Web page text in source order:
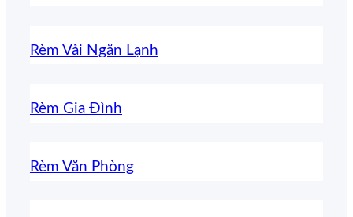
Rèm Vải Ngăn Lạnh
Rèm Gia Đình
Rèm Văn Phòng